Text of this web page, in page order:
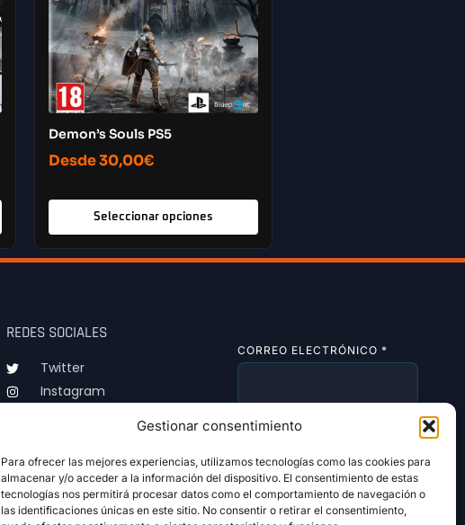
Gestionar consentimiento
Para ofrecer las mejores experiencias, utilizamos tecnologías como las cookies para
almacenar y/o acceder a la información del dispositivo. El consentimiento de estas
tecnologías nos permitirá procesar datos como el comportamiento de navegación o
las identificaciones únicas en este sitio. No consentir o retirar el consentimiento,
Demon’s Souls PS5
Desde30,00€
Seleccionar opciones
REDES SOCIALES
Twitter
Instagram
CORREO ELECTRÓNICO*
SUSCRIBIRSE